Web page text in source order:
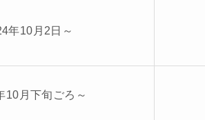
年10月2日～
10月下旬ごろ～